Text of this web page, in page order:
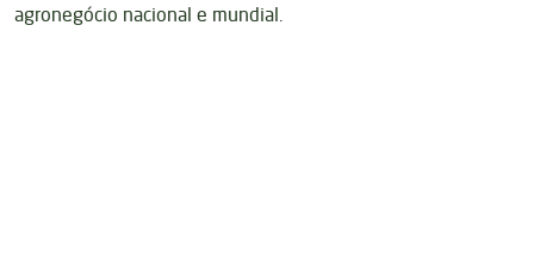
agronegócio nacional e mundial.